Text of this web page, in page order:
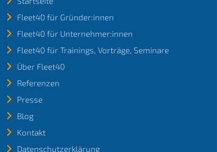
Fleet40 für Gründer:innen
Fleet40 für Unternehmer:innen
Fleet40 für Trainings, Vorträge, Seminare
Über Fleet40
Referenzen
Presse
Blog
Kontakt
Datenschutzerklärung